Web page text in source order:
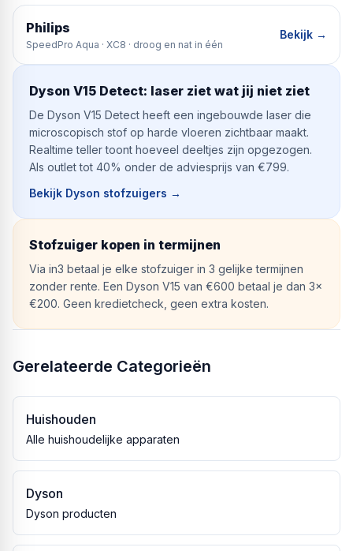
Philips
SpeedPro Aqua · XC8 · droog en nat in één
Bekijk →
Dyson V15 Detect: laser ziet wat jij niet ziet
De Dyson V15 Detect heeft een ingebouwde laser die
microscopisch stof op harde vloeren zichtbaar maakt.
Realtime teller toont hoeveel deeltjes zijn opgezogen.
Als outlet tot 40% onder de adviesprijs van €799.
Bekijk Dyson stofzuigers →
Stofzuiger kopen in termijnen
Via in3 betaal je elke stofzuiger in 3 gelijke termijnen
zonder rente. Een Dyson V15 van €600 betaal je dan 3×
€200. Geen kredietcheck, geen extra kosten.
Gerelateerde Categorieën
Huishouden
Alle huishoudelijke apparaten
Dyson
Dyson producten